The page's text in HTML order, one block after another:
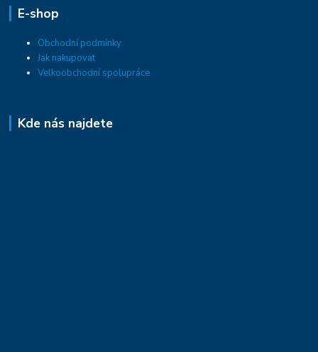
E-shop
Obchodní podmínky
Jak nakupovat
Velkoobchodní spolupráce
Kde nás najdete